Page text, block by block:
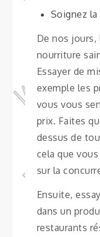
Soignez
De nos
nourriture
Essayer de
exemple les
vous vous
prix. Faites
dessus de
cela que vous
sur la
Ensuite,
dans un
restaurants